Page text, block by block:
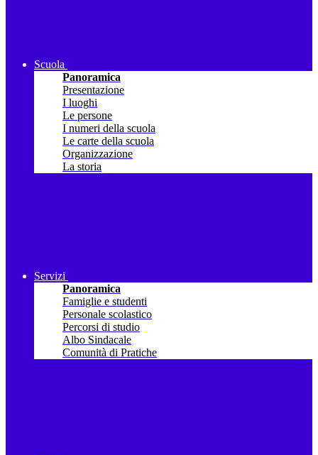
Scuola
Panoramica
Presentazione
I luoghi
Le persone
I numeri della scuola
Le carte della scuola
Organizzazione
La storia
Servizi
Panoramica
Famiglie e studenti
Personale scolastico
Percorsi di studio
Albo Sindacale
Comunità di Pratiche